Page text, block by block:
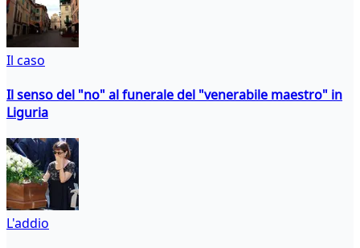
Il caso
Il senso del "no" al funerale del "venerabile maestro" in
Liguria
L'addio